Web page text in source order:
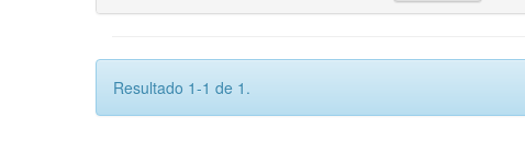
Resultado 1-1 de 1.